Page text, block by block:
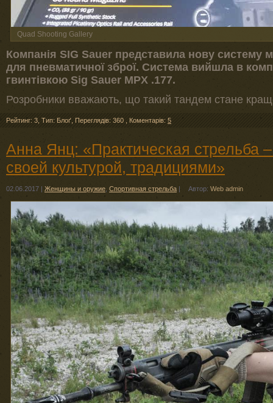
Quad Shooting Gallery
Компанія SIG Sauer представила нову систему
для пневматичної зброї. Система вийшла в
гвинтівкою Sig Sauer MPX .177.
Розробники вважають, що такий тандем стане
Рейтинг: 3 Тип: Блоґ Переглядів: 360 Коментарів: 5
Анна Янц: «Практическая стрельба
своей культурой, традициями»
02.06.2017 | Женщины и оружие Спортивная стрельба | Автор: Web admin